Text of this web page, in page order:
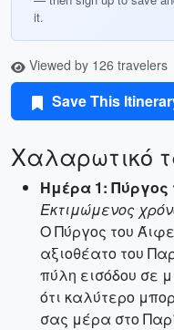
it.
Viewed by 126 travelers
Save This
Χαλαρωτικό
Ημέρα 1: Πύργος
Εκτιμώμενος
O Πύργος του
αξιοθέατο του
πύλη εισόδου σε
ότι καλύτερο
σας μέρα στο